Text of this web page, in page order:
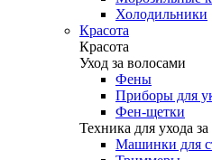
Холодильники
Красота
Красота
Уход за волосами
Фены
Приборы для
Фен-щетки
Техника для ухода за
Машинки для